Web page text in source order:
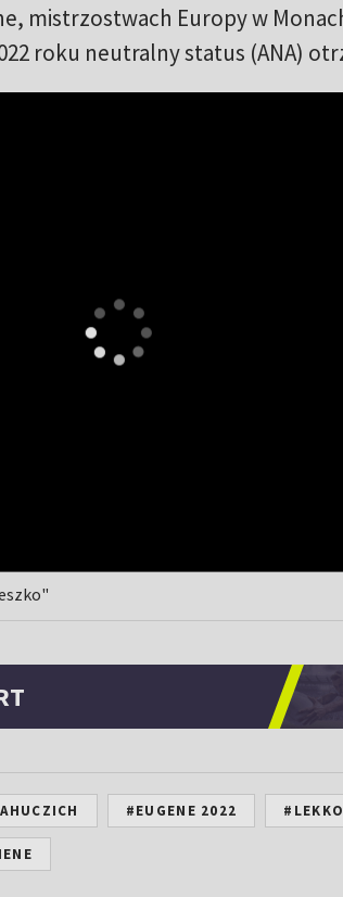
mistrzostwach Europy w
roku neutralny status (ANA)
#EUGENE 2022